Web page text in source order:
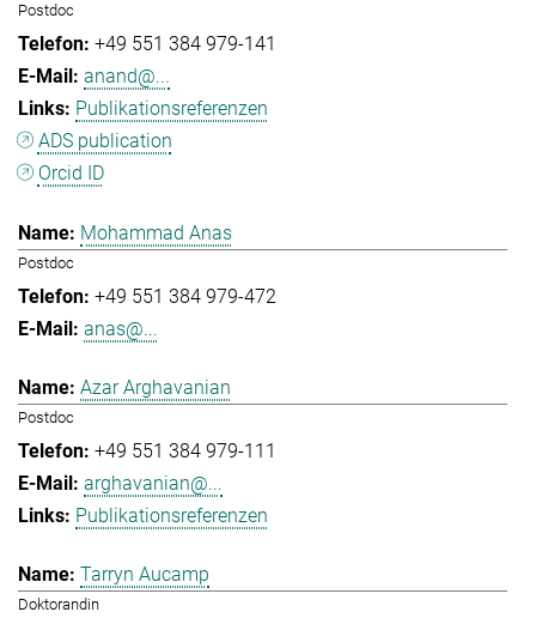
Postdoc
+49 551 384 979-141
anand@...
Publikationsreferenzen
ADS publication
Orcid ID
Mohammad Anas
Postdoc
+49 551 384 979-472
anas@...
Azar Arghavanian
Postdoc
+49 551 384 979-111
arghavanian@...
Publikationsreferenzen
Tarryn Aucamp
Doktorandin